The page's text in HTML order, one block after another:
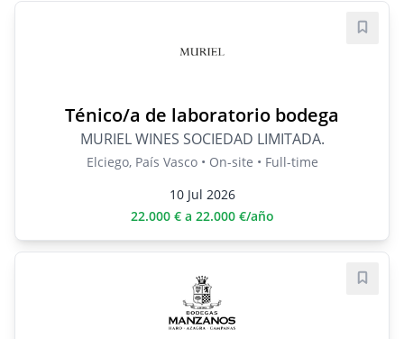
Ténico/a de laboratorio bodega
MURIEL WINES SOCIEDAD LIMITADA.
Elciego, País Vasco • On-site • Full-time
10 Jul 2026
22.000 € a 22.000 €/año
Save
Save